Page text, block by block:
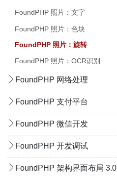
FoundPHP 照片：文字
FoundPHP 照片：色块
FoundPHP 照片：旋转
FoundPHP 照片：OCR识别
FoundPHP 网络处理
FoundPHP 支付平台
FoundPHP 微信开发
FoundPHP 开发调试
FoundPHP 架构界面布局 3.0